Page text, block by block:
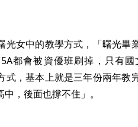
光女中的教學方式，「曙光畢
都會被資優班刷掉，只有
式，基本上就是三年份兩年教
，後面也撐不住」。